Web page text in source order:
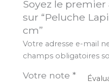
Soyez le premier
sur “Peluche
cm”
Votre adresse e-mail
champs obligatoires
Votre note*